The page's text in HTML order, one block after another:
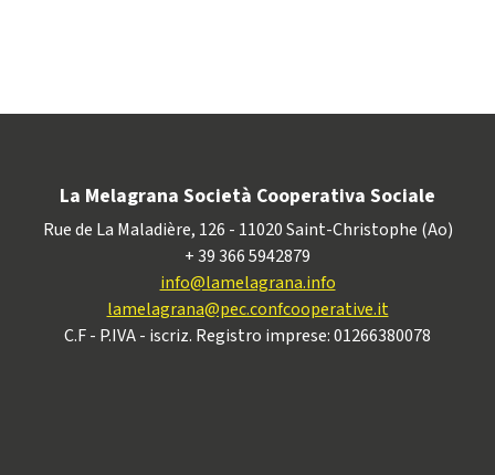
La Melagrana Società Cooperativa Sociale
Rue de La Maladière, 126 - 11020 Saint-Christophe (Ao)
+ 39 366 5942879
info@lamelagrana.info
lamelagrana@pec.confcooperative.it
C.F - P.IVA - iscriz. Registro imprese: 01266380078